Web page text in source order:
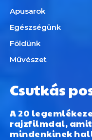
Apusarok
Egészségünk
Földünk
Művészet
Csutkás
A 20
rajzfilmdal,
mindenkinek